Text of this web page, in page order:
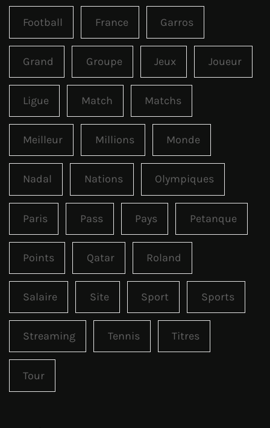
Football France Garros
Grand Groupe Jeux Joueur
Ligue Match Matchs
Meilleur Millions Monde
Nadal Nations Olympiques
Paris Pass Pays Petanque
Points Qatar Roland
Salaire Site Sport Sports
Streaming Tennis Titres
Tour